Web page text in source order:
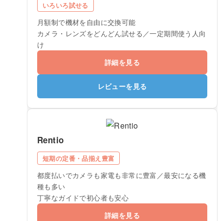
いろいろ試せる
月額制で機材を自由に交換可能
カメラ・レンズをどんどん試せる／一定期間使う人向
け
詳細を見る
レビューを見る
Rentio
短期の定番・品揃え豊富
都度払いでカメラも家電も非常に豊富／最安になる機
種も多い
丁寧なガイドで初心者も安心
詳細を見る